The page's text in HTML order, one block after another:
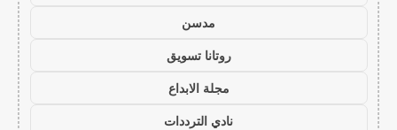
مدسن
روتانا تسويق
مجلة الابداع
نادي الترددات